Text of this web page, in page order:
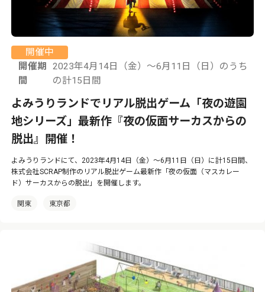
開催中
開催期
間
2023年4月14日（金）～6月11日（日）のうち
の計15日間
よみうりランドでリアル脱出ゲーム「夜の遊園
地シリーズ」最新作『夜の仮面サーカスからの
脱出』開催！
よみうりランドにて、2023年4月14日（金）～6月11日（日）に計15日間、
株式会社SCRAP制作のリアル脱出ゲーム最新作「夜の仮面（マスカレー
ド）サーカスからの脱出」を開催します。
関東 東京都